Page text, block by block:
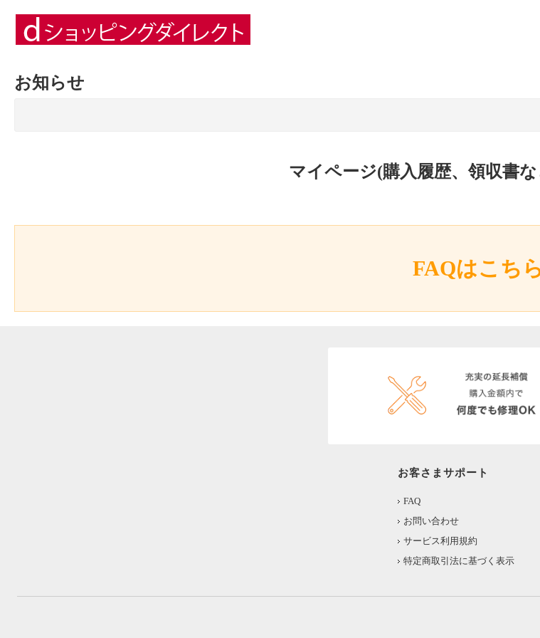
お知らせ
マイページ(購入履歴、領収書
FAQはこち
お客さまサポート
FAQ
お問い合わせ
サービス利用規約
特定商取引法に基づく表示